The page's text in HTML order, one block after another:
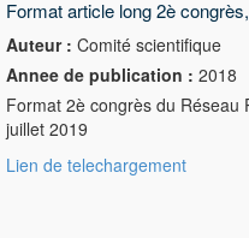
Format article long 2è
Auteur : Comité scientifique
Annee de publication : 2018
Format 2è congrès du Réseau
juillet 2019
Lien de telechargement